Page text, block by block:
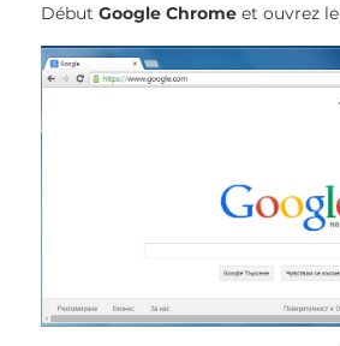
Début Google Chromeet ouvrez le